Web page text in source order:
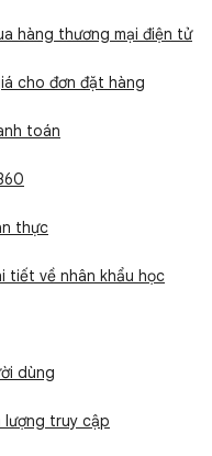
hàng thương mại điện tử
cho đơn đặt hàng
toán
thực
tiết về nhân khẩu học
dùng
lượng truy cập